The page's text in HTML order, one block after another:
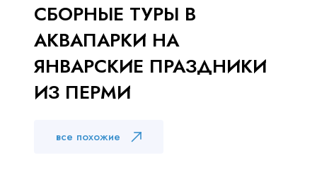
СБОРНЫЕ ТУРЫ В
АКВАПАРКИ НА
ЯНВАРСКИЕ ПРАЗДНИКИ
ИЗ ПЕРМИ
все похожие